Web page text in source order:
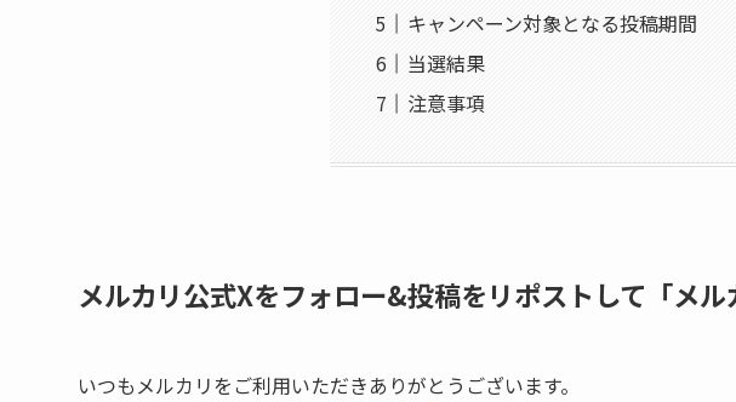
キャンペーン対象となる投稿期間
当選結果
注意事項
メルカリ公式Xをフォロー&投稿をリポストして「メル
いつもメルカリをご利用いただきありがとうございます。